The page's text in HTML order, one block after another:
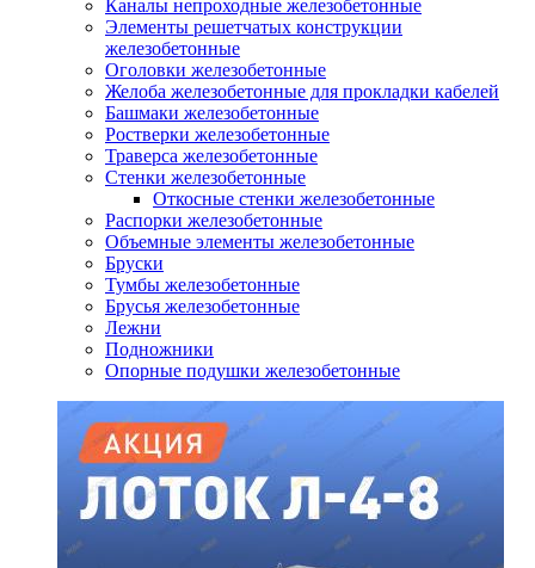
Каналы непроходные железобетонные
Элементы решетчатых конструкции
железобетонные
Оголовки железобетонные
Желоба железобетонные для прокладки кабелей
Башмаки железобетонные
Ростверки железобетонные
Траверса железобетонные
Стенки железобетонные
Откосные стенки железобетонные
Распорки железобетонные
Объемные элементы железобетонные
Бруски
Тумбы железобетонные
Брусья железобетонные
Лежни
Подножники
Опорные подушки железобетонные